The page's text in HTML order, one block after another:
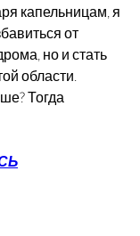
капельницам, я
от
но и стать
области.
Тогда